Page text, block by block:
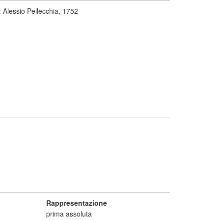
Pellecchia, 1752
Rappresentazione
prima assoluta